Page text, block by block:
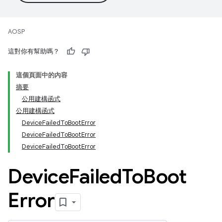
AOSP
這對你有幫助嗎？
這個頁面中的內容
摘要
公用建構函式
公用建構函式
DeviceFailedToBootError
DeviceFailedToBootError
DeviceFailedToBootError
DeviceFailedToBoot
Error